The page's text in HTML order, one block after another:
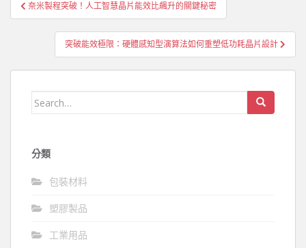
章
奈米製程突破！人工智慧晶片能效比飆升的關鍵秘密
突破能效極限：硬體感知型演算法如何重塑低功耗晶片設計
Search
分類
包裝材料
塑膠製品
工業用品